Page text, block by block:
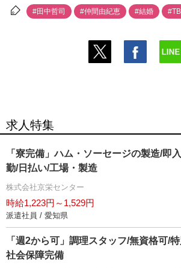
#田中哲司 #仲間由紀恵 #結婚
求人特集
「寮完備」ハム・ソーセージの製造/即
勤/日払い/工場・製造
株式会社京栄センター
時給1,223円～1,529円
派遣社員 / 愛知県
「週2から可」調理スタッフ/無資格可/
社会保障完備